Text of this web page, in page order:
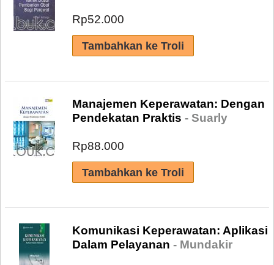
Rp52.000
Manajemen Keperawatan: Dengan
Pendekatan Praktis - Suarly
Rp88.000
Komunikasi Keperawatan: Aplikasi
Dalam Pelayanan - Mundakir